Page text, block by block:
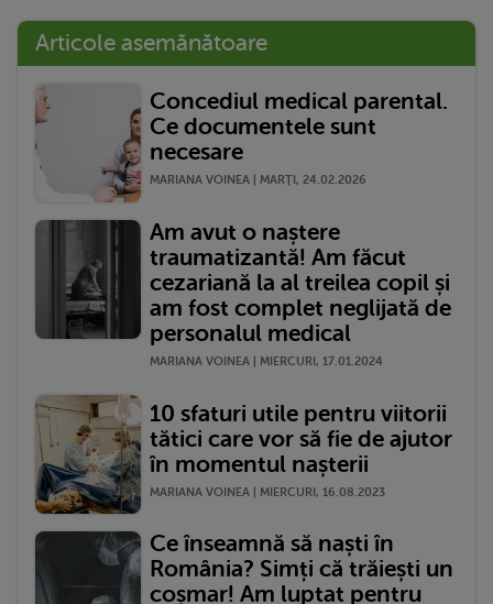
Articole asemănătoare
Concediul medical parental.
Ce documentele sunt
necesare
MARIANA VOINEA | MARŢI, 24.02.2026
Am avut o naștere
traumatizantă! Am făcut
cezariană la al treilea copil și
am fost complet neglijată de
personalul medical
MARIANA VOINEA | MIERCURI, 17.01.2024
10 sfaturi utile pentru viitorii
tătici care vor să fie de ajutor
în momentul nașterii
MARIANA VOINEA | MIERCURI, 16.08.2023
Ce înseamnă să naști în
România? Simți că trăiești un
coșmar! Am luptat pentru